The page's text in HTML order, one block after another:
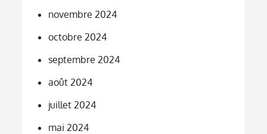
novembre 2024
octobre 2024
septembre 2024
août 2024
juillet 2024
mai 2024